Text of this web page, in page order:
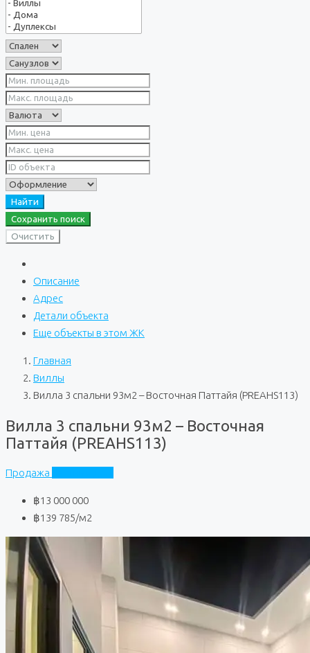
Найти
Сохранить поиск
Очистить
Описание
Адрес
Детали объекта
Еще объекты в этом ЖК
Главная
Виллы
Вилла 3 спальни 93м2 – Восточная Паттайя (PREAHS113)
Вилла 3 спальни 93м2 – Восточная
Паттайя (PREAHS113)
Продажа
฿13 000 000
฿139 785/м2